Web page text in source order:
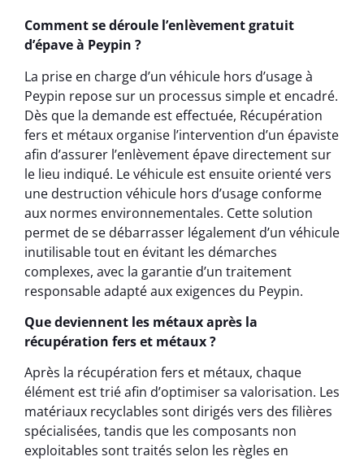
Comment se déroule l’enlèvement gratuit
d’épave à Peypin ?
La prise en charge d’un véhicule hors d’usage à
Peypin repose sur un processus simple et encadré.
Dès que la demande est effectuée, Récupération
fers et métaux organise l’intervention d’un épaviste
afin d’assurer l’enlèvement épave directement sur
le lieu indiqué. Le véhicule est ensuite orienté vers
une destruction véhicule hors d’usage conforme
aux normes environnementales. Cette solution
permet de se débarrasser légalement d’un véhicule
inutilisable tout en évitant les démarches
complexes, avec la garantie d’un traitement
responsable adapté aux exigences du Peypin.
Que deviennent les métaux après la
récupération fers et métaux ?
Après la récupération fers et métaux, chaque
élément est trié afin d’optimiser sa valorisation. Les
matériaux recyclables sont dirigés vers des filières
spécialisées, tandis que les composants non
exploitables sont traités selon les règles en